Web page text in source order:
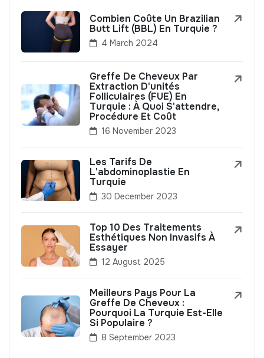
Combien Coûte Un Brazilian
Butt Lift (BBL) En Turquie ?
4 March 2024
Greffe De Cheveux Par
Extraction D'unités
Folliculaires (FUE) En
Turquie : À Quoi S'attendre,
Procédure Et Coût
16 November 2023
Les Tarifs De
L'abdominoplastie En
Turquie
30 December 2023
Top 10 Des Traitements
Esthétiques Non Invasifs À
Essayer
12 August 2025
Meilleurs Pays Pour La
Greffe De Cheveux :
Pourquoi La Turquie Est-Elle
Si Populaire ?
8 September 2023